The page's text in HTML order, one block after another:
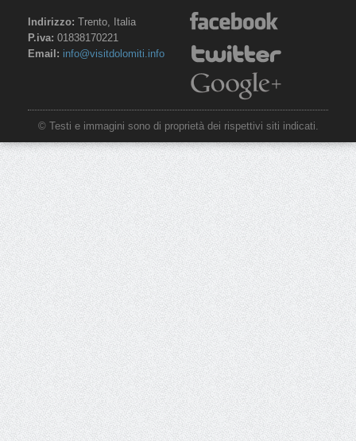
Indirizzo: Trento, Italia
P.iva: 01838170221
Email: info@visitdolomiti.info
© Testi e immagini sono di proprietà dei rispettivi siti indicati.